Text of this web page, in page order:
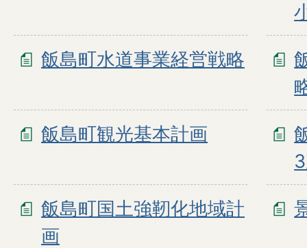
飯島町水道事業経営戦略
飯島町観光基本計画
飯島町国土強靭化地域計
画